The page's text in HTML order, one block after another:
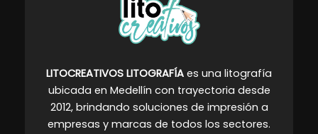
LITOCREATIVOS LITOGRAFÍA es una litografía
ubicada en Medellín con trayectoria desde
2012, brindando soluciones de impresión a
empresas y marcas de todos los sectores.